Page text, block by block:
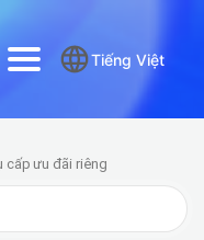
Tiếng Việt
cấp ưu đãi riêng